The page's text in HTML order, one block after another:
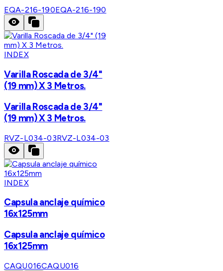
EQA-216-190EQA-216-190
INDEX
Varilla Roscada de 3/4"
(19 mm) X 3 Metros.
Varilla Roscada de 3/4"
(19 mm) X 3 Metros.
RVZ-L034-03RVZ-L034-03
INDEX
Capsula anclaje químico
16x125mm
Capsula anclaje químico
16x125mm
CAQU016CAQU016